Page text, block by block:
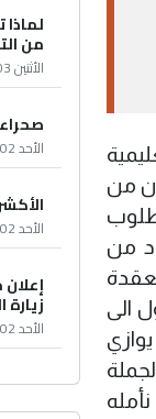
من
من
الى
من
الأثنين 03 آب 2026
الأحد 02 آب 2026
الأحد 02 آب 2026
زيارة
الأحد 02 آب 2026